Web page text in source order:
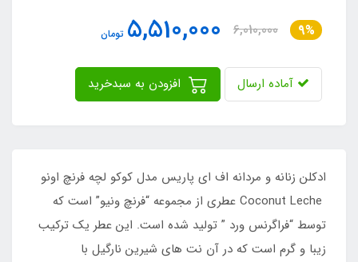
9%
6,010,000
5,510,000 تومان
آماده ارسال
ادکلن زنانه و مردانه اف ای پاریس مدل کوکو لچه فرنچ اونو
Coconut Leche عطری از مجموعه “فرنچ ونیو” است که
توسط “فراگرنس ورد ” تولید شده است. این عطر یک ترکیب
زیبا و گرم است که در آن نت های شیرین نارگیل با